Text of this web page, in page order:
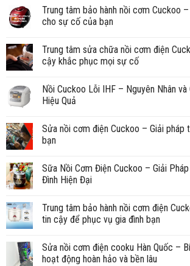
Trung tâm bảo hành nồi cơm Cuckoo
cho sự cố của bạn
Trung tâm sửa chữa nồi cơm điện
cậy khắc phục mọi sự cố
Nồi Cuckoo Lỗi IHF – Nguyên Nhân
Hiệu Quả
Sửa nồi cơm điện Cuckoo – Giải pháp
bạn
Sữa Nồi Cơm Điện Cuckoo – Giải
Đình Hiện Đại
Trung tâm bảo hành nồi cơm điện
tin cậy để phục vụ gia đình bạn
Sửa nồi cơm điện cooku Hàn Quốc –
hoạt động hoàn hảo và bền lâu